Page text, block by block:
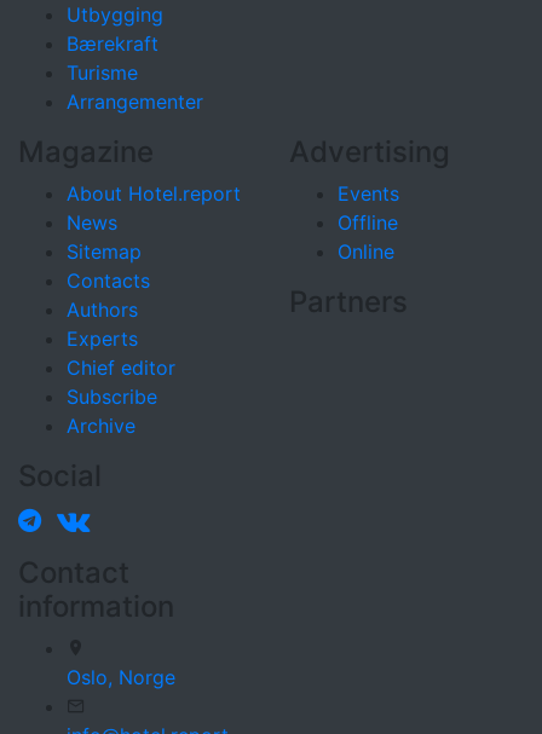
Utbygging
Bærekraft
Turisme
Arrangementer
Magazine
About Hotel.report
News
Sitemap
Contacts
Authors
Experts
Chief editor
Subscribe
Archive
Advertising
Events
Offline
Online
Partners
Social
Contact
information
Oslo, Norge